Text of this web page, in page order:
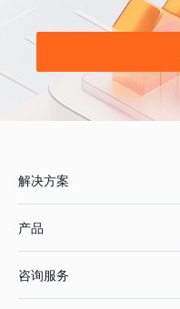
解决方案
产品
咨询服务